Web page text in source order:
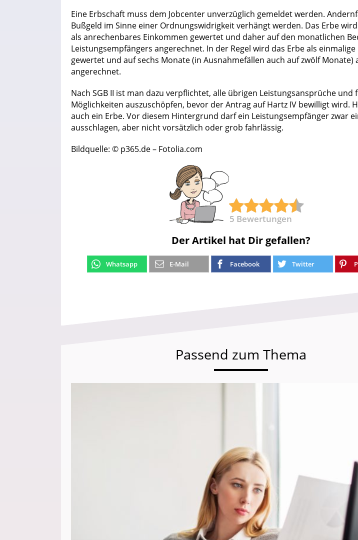
Eine Erbschaft muss dem Jobcenter unverzüglich gemeldet werden.
Bußgeld im Sinne einer Ordnungswidrigkeit verhängt werden. Das Erbe
als anrechenbares Einkommen gewertet und daher auf den monatlichen
Leistungsempfängers angerechnet. In der Regel wird das Erbe als
gewertet und auf sechs Monate (in Ausnahmefällen auch auf zwölf Monate)
angerechnet.
Nach SGB II ist man dazu verpflichtet, alle übrigen Leistungsansprüche und
Möglichkeiten auszuschöpfen, bevor der Antrag auf Hartz IV bewilligt wird.
auch ein Erbe. Vor diesem Hintergrund darf ein Leistungsempfänger zwar
ausschlagen, aber nicht vorsätzlich oder grob fahrlässig.
Bildquelle: © p365.de – Fotolia.com
5 Bewertungen
Der Artikel hat Dir gefallen?
Whatsapp E-Mail Facebook Twitter
Passend zum Thema
Arbeitslosengeld:
Produkttester